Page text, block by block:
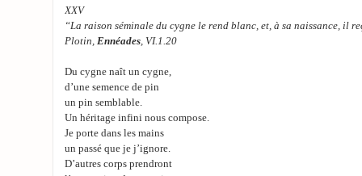
XXV
“La raison séminale du cygne le rend blanc, et, à sa naissance, il
Plotin, Ennéades, VI.1.20
Du cygne naît un cygne,
d’une semence de pin
un pin semblable.
Un héritage infini nous compose.
Je porte dans les mains
un passé que je j’ignore.
D’autres corps prendront